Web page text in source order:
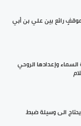
موقفٍ رائع بين علي بن أبي
السماء وإعدادها الروحي
الى وسيلة ضبط